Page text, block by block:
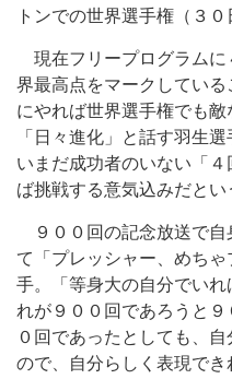
トンでの世界選手権（３
現在フリープログラムに
界最高点をマークしてい
にやれば世界選手権でも
「日々進化」と話す羽生
いまだ成功者のいない「
ば挑戦する意気込みだとい
９００回の記念放送で自
て「プレッシャー、めち
手。「等身大の自分でい
れが９００回であろうと
０回であったとしても、
ので、自分らしく表現で